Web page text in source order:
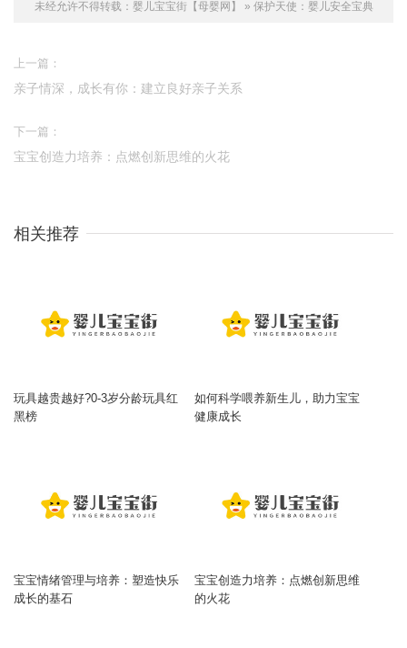
未经允许不得转载： 婴儿宝宝街【母婴网】 » 保护天使：婴儿安全宝典
上一篇：
亲子情深，成长有你：建立良好亲子关系
下一篇：
宝宝创造力培养：点燃创新思维的火花
相关推荐
玩具越贵越好?0-3岁分龄玩具红
黑榜
如何科学喂养新生儿，助力宝宝
健康成长
宝宝情绪管理与培养：塑造快乐
成长的基石
宝宝创造力培养：点燃创新思维
的火花